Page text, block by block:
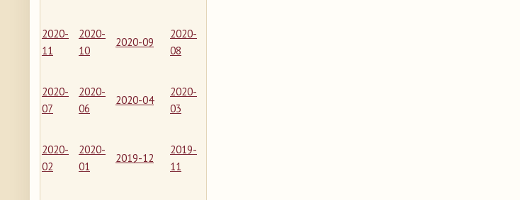
2020-
11
2020-
10
2020-09
2020-
08
2020-
07
2020-
06
2020-04
2020-
03
2020-
02
2020-
01
2019-12
2019-
11